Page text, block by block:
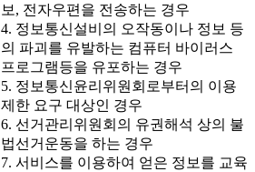
보, 전자우편을 전송하는 경우
4. 정보통신설비의 오작동이나 정보 등
의 파괴를 유발하는 컴퓨터 바이러스
프로그램등을 유포하는 경우
5. 정보통신윤리위원회로부터의 이용
제한 요구 대상인 경우
6. 선거관리위원회의 유권해석 상의 불
법선거운동을 하는 경우
7. 서비스를 이용하여 얻은 정보를 교육